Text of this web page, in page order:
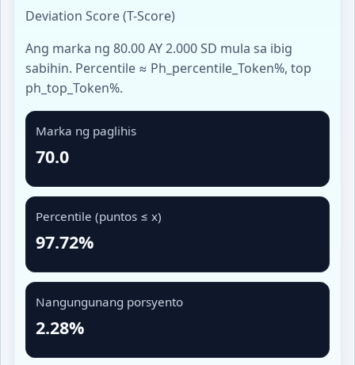
Deviation Score (T-Score)
Ang marka ng 80.00 AY 2.000 SD mula sa ibig
sabihin. Percentile ≈ Ph_percentile_Token%, top
ph_top_Token%.
Marka ng paglihis
70.0
Percentile (puntos ≤ x)
97.72%
Nangungunang porsyento
2.28%